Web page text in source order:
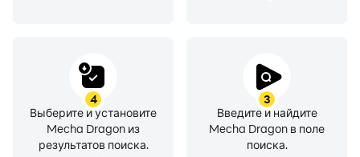
3
Введите и найдите
Mecha Dragon в поле
поиска.
4
Выберите и установите
Mecha Dragon из
результатов поиска.